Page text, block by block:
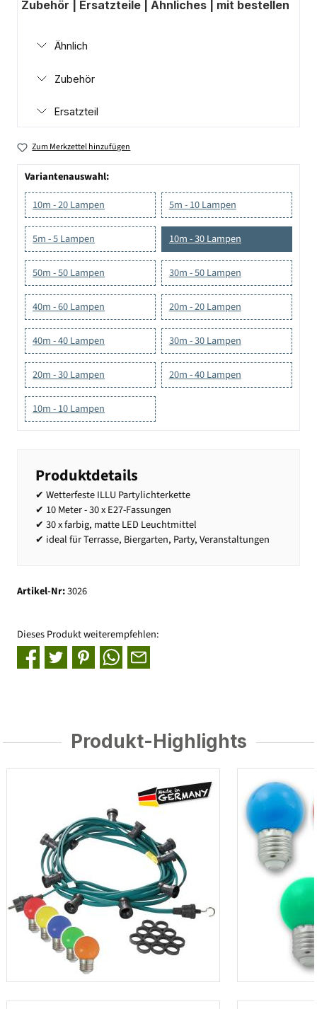
Zubehör | Ersatzteile | Ähnliches | mit bestellen
Ähnlich
Zubehör
Ersatzteil
Zum Merkzettel hinzufügen
Variantenauswahl:
10m - 20 Lampen
5m - 10 Lampen
5m - 5 Lampen 10m - 30 Lampen
50m - 50 Lampen 30m - 50 Lampen
40m - 60 Lampen 20m - 20 Lampen
40m - 40 Lampen 30m - 30 Lampen
20m - 30 Lampen 20m - 40 Lampen
10m - 10 Lampen
Produktdetails
✔ Wetterfeste ILLU Partylichterkette
✔ 10 Meter - 30 x E27-Fassungen
✔ 30 x farbig, matte LED Leuchtmittel
✔ ideal für Terrasse, Biergarten, Party, Veranstaltungen
Artikel-Nr:3026
Dieses Produkt weiterempfehlen:
Produkt-Highlights